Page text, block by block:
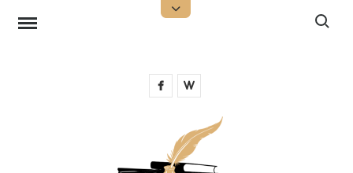
Открыть
Поиск:
FacebookWikipedia